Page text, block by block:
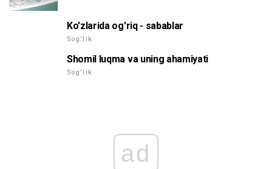
Ko'zlarida og'riq - sabablar
Sog'lik
Shomil luqma va uning ahamiyati
Sog'lik
ad